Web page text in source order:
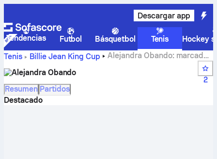
Descargar app
Tendencias Futbol Básquetbol Tenis
Hockey
Tenis
Billie Jean King Cup
Alejandra Obando: marcador
Alejandra Obando
2
Resumen Partidos
Destacado